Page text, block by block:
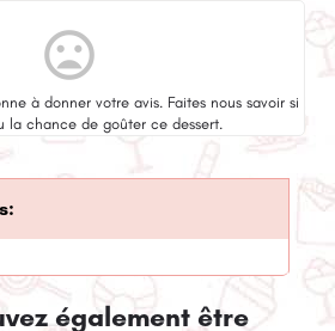
mood_bad
à donner votre avis. Faites nous savoir si
la chance de goûter ce dessert.
également être